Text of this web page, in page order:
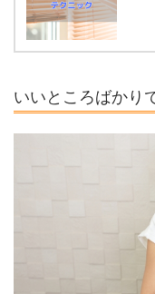
いいところばかり